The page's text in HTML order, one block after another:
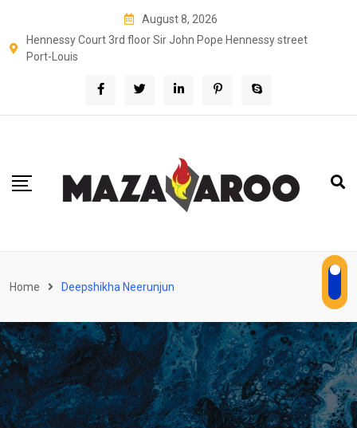
content
August 8, 2026
Hennessy Court 3rd floor Sir John Pope Hennessy street
Port-Louis
Home Deepshikha Neerunjun